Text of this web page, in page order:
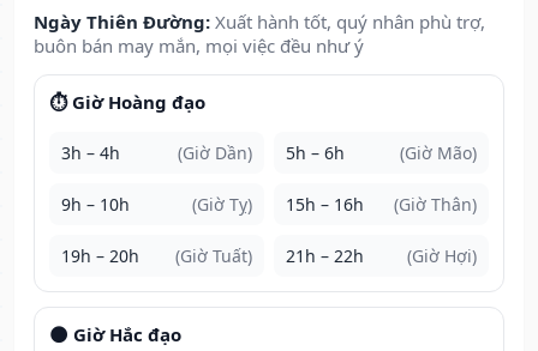
Ngày Thiên Đường: Xuất hành tốt, quý nhân phù trợ,
buôn bán may mắn, mọi việc đều như ý
⏱️ Giờ Hoàng đạo
3h – 4h (Giờ Dần) 5h – 6h (Giờ Mão)
9h – 10h (Giờ Tỵ) 15h – 16h (Giờ Thân)
19h – 20h (Giờ Tuất) 21h – 22h (Giờ Hợi)
🌑 Giờ Hắc đạo